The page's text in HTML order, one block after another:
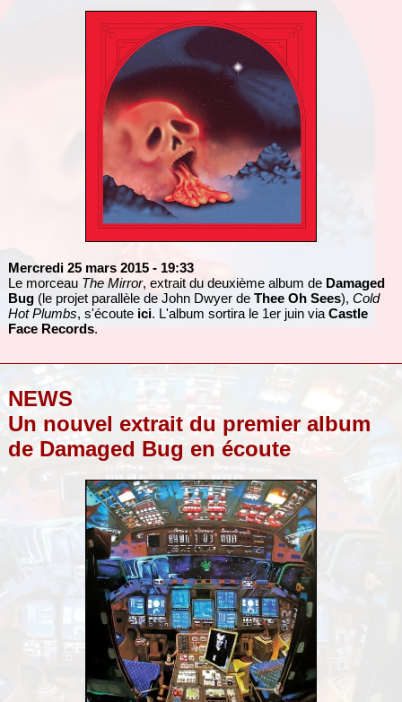
Mercredi 25 mars 2015 - 19:33
Le morceau The Mirror, extrait du deuxième album de Damaged
Bug(le projet parallèle de John Dwyer de Thee Oh Sees), Cold
Hot Plumbs, s'écoute ici. L'album sortira le 1er juin via Castle
Face Records.
NEWS
Un nouvel extrait du premier album
de Damaged Bug en écoute